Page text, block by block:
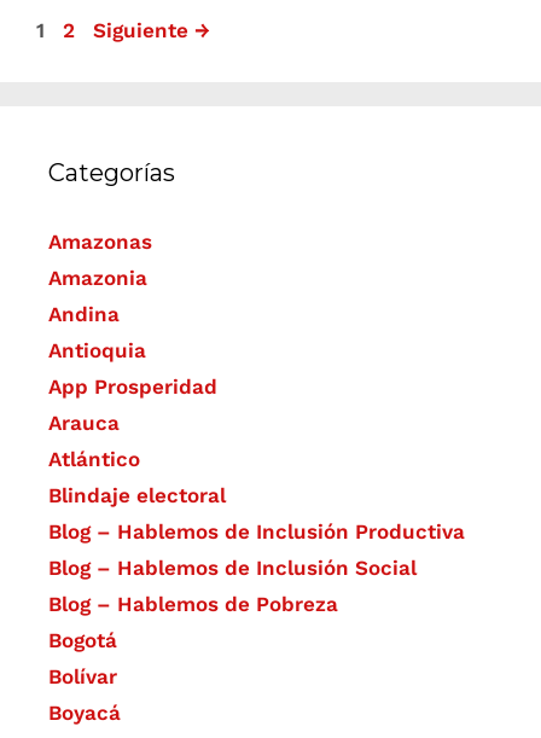
1 2 Siguiente →
Categorías
Amazonas
Amazonia
Andina
Antioquia
App Prosperidad
Arauca
Atlántico
Blindaje electoral
Blog – Hablemos de Inclusión Productiva
Blog – Hablemos de Inclusión Social
Blog – Hablemos de Pobreza
Bogotá
Bolívar
Boyacá